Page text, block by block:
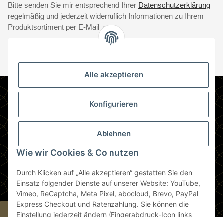
Alle akzeptieren
Konfigurieren
Ablehnen
Wie wir Cookies & Co nutzen
Durch Klicken auf „Alle akzeptieren“ gestatten Sie den
Einsatz folgender Dienste auf unserer Website: YouTube,
Vimeo, ReCaptcha, Meta Pixel, abocloud, Brevo, PayPal
Express Checkout und Ratenzahlung. Sie können die
Einstellung jederzeit ändern (Fingerabdruck-Icon links
Bitte senden Sie mir entsprechend Ihrer Datenschutzerklärung
regelmäßig und jederzeit widerruflich Informationen zu Ihrem
Produktsortiment per E-Mail zu.
Newsletter Abonnieren
Gesetzliche Informationen
Zahlungsmethoden
Berlin
Widerrufsbutton